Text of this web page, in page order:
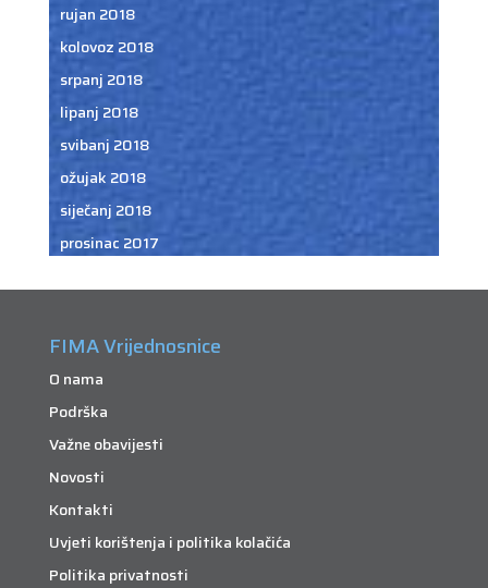
rujan 2018
kolovoz 2018
srpanj 2018
lipanj 2018
svibanj 2018
ožujak 2018
siječanj 2018
prosinac 2017
FIMA Vrijednosnice
O nama
Podrška
Važne obavijesti
Novosti
Kontakti
Uvjeti korištenja i politika kolačića
Politika privatnosti